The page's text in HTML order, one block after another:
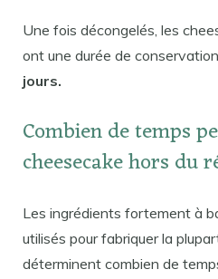
Une fois décongelés, les
ont une durée de
jours.
Combien de temps
cheesecake hors du
Les ingrédients fortement à
utilisés pour fabriquer la
déterminent combien de